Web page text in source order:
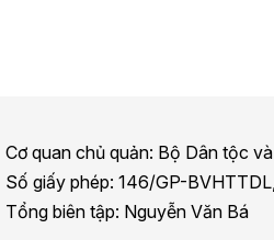
Cơ quan chủ quản: Bộ Dân tộc
Số giấy phép: 146/GP-
Tổng biên tập: Nguyễn Văn Bá